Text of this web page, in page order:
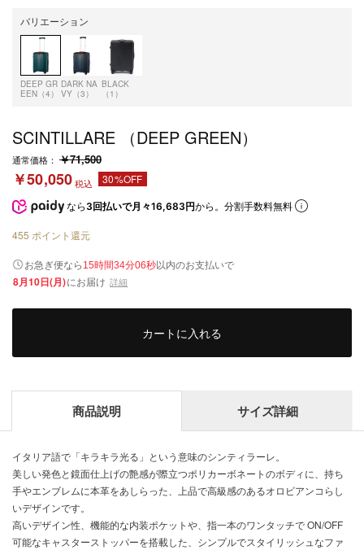
バリエーション
DEEP GR
EEN（4）
DARK NA
VY（3）
BLACK
（1）
SCINTILLARE （DEEP GREEN）
通常価格： ￥71,500
￥50,050税込 30%OFF
なら 3回払いで月々16,683円から。分割手数料無料
455 ポイント還元
お急ぎ便なら 15時間34分06秒以内のお支払いで
8月10日(月)にお届け 詳細
カートに入れる
商品説明 サイズ詳細
イタリア語で「キラキラ光る」という意味のシンティラーレ。
美しい発色と鏡面仕上げの艶感が際立つポリカーボネートのボディに、持ち
手やエンブレムに本革をあしらった、上品で高級感のあるオロビアンコらし
いデザインです。
高いデザイン性、機能的な内装ポケットや、指一本のワンタッチで ON/OFF
可能なキャスターストッパーを搭載した、シンプルでスタイリッシュなファ